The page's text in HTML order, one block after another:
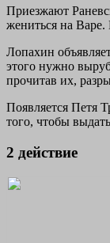
Приезжают
жениться на Варе.
Лопахин
этого нужно
прочитав их,
Появляется Петя
того, чтобы
2 действие